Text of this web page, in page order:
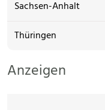
Sachsen-Anhalt
Thüringen
Anzeigen